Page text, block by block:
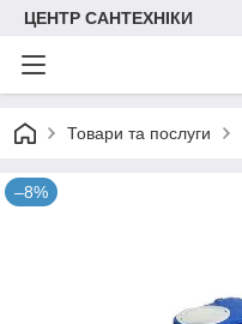
ЦЕНТР САНТЕХНІКИ
Товари та послуги
–8%